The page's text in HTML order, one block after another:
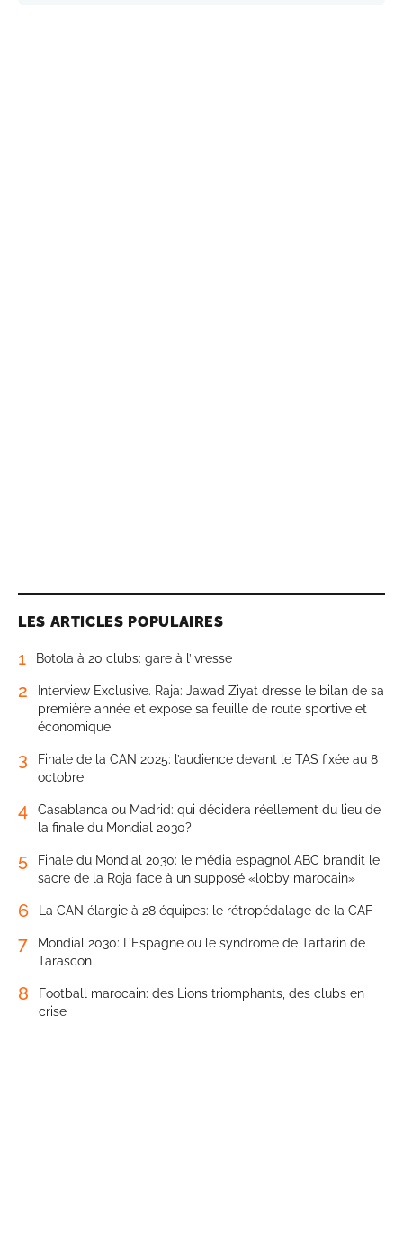
LES ARTICLES POPULAIRES
1 Botola à 20 clubs: gare à l’ivresse
2
Interview Exclusive. Raja: Jawad Ziyat dresse le bilan de sa
première année et expose sa feuille de route sportive et
économique
3
Finale de la CAN 2025: l’audience devant le TAS fixée au 8
octobre
4
Casablanca ou Madrid: qui décidera réellement du lieu de
la finale du Mondial 2030?
5
Finale du Mondial 2030: le média espagnol ABC brandit le
sacre de la Roja face à un supposé «lobby marocain»
6 La CAN élargie à 28 équipes: le rétropédalage de la CAF
7
Mondial 2030: L’Espagne ou le syndrome de Tartarin de
Tarascon
8
Football marocain: des Lions triomphants, des clubs en
crise